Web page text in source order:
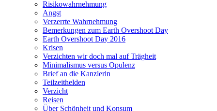
Risikowahrnehmung
Angst
Verzerrte Wahrnehmung
Bemerkungen zum Earth Overshoot Day
Earth Overshoot Day 2016
Krisen
Verzichten wir doch mal auf Trägheit
Minimalismus versus Opulenz
Brief an die Kanzlerin
Teilzeithelden
Verzicht
Reisen
Über Schönheit und Konsum